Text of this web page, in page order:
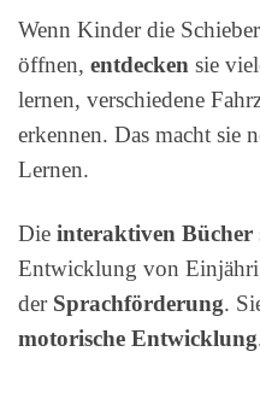
Wenn Kinder die
öffnen, entdecken sie
lernen, verschiedene
erkennen. Das macht sie
Lernen.
Die interaktiven Bücher
Entwicklung von
der Sprachförderung.
motorische Entwicklung